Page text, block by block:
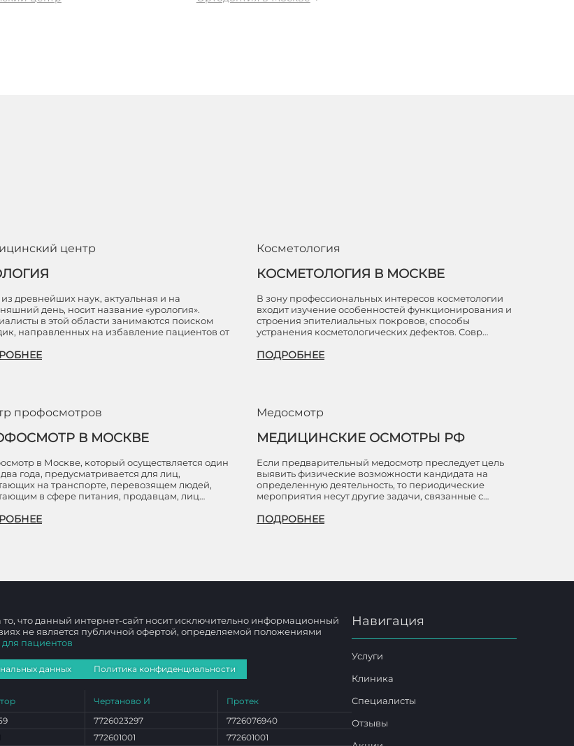
центр
древнейших наук, актуальная и на
день, носит название «урология».
в этой области занимаются поиском
направленных на избавление пациентов от
Косметология
КОСМЕТОЛОГИЯ В МОСКВЕ
В зону профессиональных интересов косметологии
входит изучение особенностей функционирования и
строения эпителиальных покровов, способы
устранения косметологических дефектов. Совр…
ПОДРОБНЕЕ
профосмотров
В МОСКВЕ
в Москве, который осуществляется один
года, предусматривается для лиц,
на транспорте, перевозящем людей,
в сфере питания, продавцам, лиц…
Медосмотр
МЕДИЦИНСКИЕ ОСМОТРЫ РФ
Если предварительный медосмотр преследует цель
выявить физические возможности кандидата на
определенную деятельность, то периодические
мероприятия несут другие задачи, связанные с…
ПОДРОБНЕЕ
то, что данный интернет-сайт носит исключительно информационный
не является публичной офертой, определяемой положениями
пациентов
данных Политика конфиденциальности
Чертаново И
7726023297
772601001
Протек
7726076940
772601001
Навигация
Услуги
Клиника
Специалисты
Отзывы